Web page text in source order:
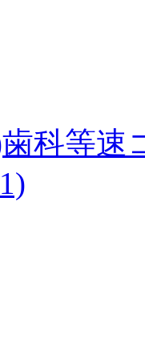
科等速